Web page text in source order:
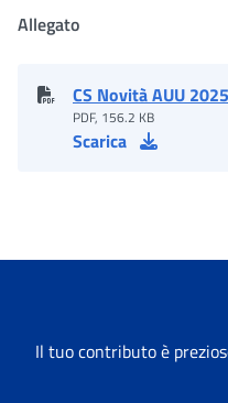
Allegato
CS Novità AUU
PDF, 156.2 KB
Scarica
Il tuo contributo è